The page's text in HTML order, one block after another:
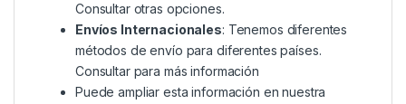
Consultar otras opciones.
Envíos Internacionales: Tenemos diferentes
métodos de envío para diferentes países.
Consultar para más información
Puede ampliar esta información en nuestra